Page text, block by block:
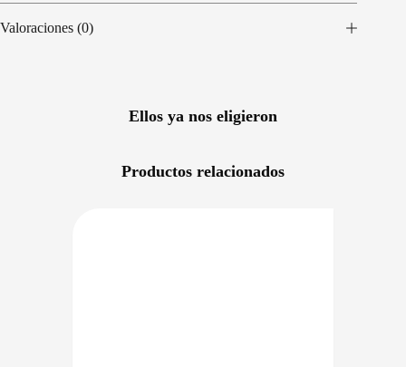
Valoraciones (0)
Ellos ya nos eligieron
Productos relacionados